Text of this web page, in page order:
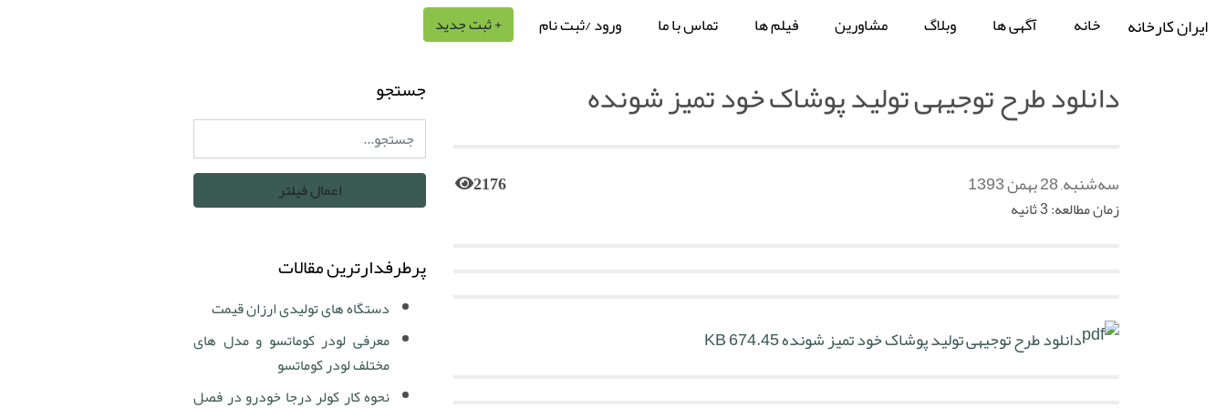
ایران کارخانه خانه آگهی ها وبلاگ مشاورین فیلم ها تماس با ما ورود /ثبت نام + ثبت جدید
دانلود طرح توجیهی تولید پوشاک خود تمیز شونده
سه‌شنبه, 28 بهمن 1393 2176
زمان مطالعه: 3 ثانیه
دانلود طرح توجیهی تولید پوشاک خود تمیز شونده674.45 KB
جستجو
پرطرفدارترین مقالات
دستگاه های تولیدی ارزان قیمت
معرفی لودر کوماتسو و مدل های
مختلف لودر کوماتسو
نحوه کار کولر درجا خودرو در فصل